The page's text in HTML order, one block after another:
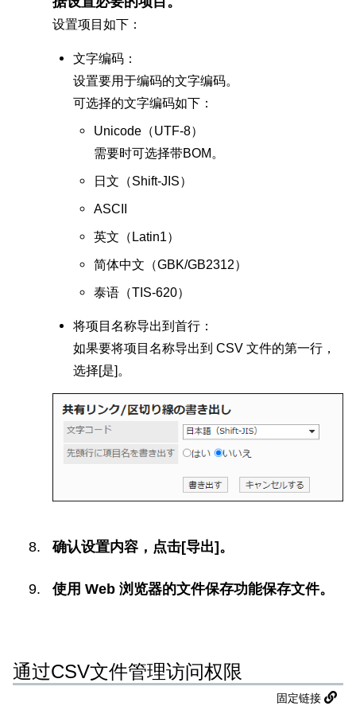
设置项目如下：
文字编码：
设置要用于编码的文字编码。
可选择的文字编码如下：
Unicode（UTF-8）
需要时可选择带BOM。
日文（Shift-JIS）
ASCII
英文（Latin1）
简体中文（GBK/GB2312）
泰语（TIS-620）
将项目名称导出到首行：
如果要将项目名称导出到 CSV 文件的第一行，
选择[是]。
确认设置内容，点击[导出]。
使用 Web 浏览器的文件保存功能保存文件。
通过CSV文件管理访问权限
固定链接